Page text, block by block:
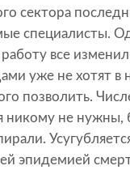
сектора
специалисты.
все
уже не хотят в
позволить.
никому не нужны,
эпидемией